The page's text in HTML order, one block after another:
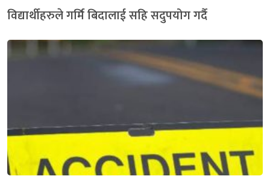
विद्यार्थीहरुले गर्मि बिदालाई सहि सदुपयोग गर्दै